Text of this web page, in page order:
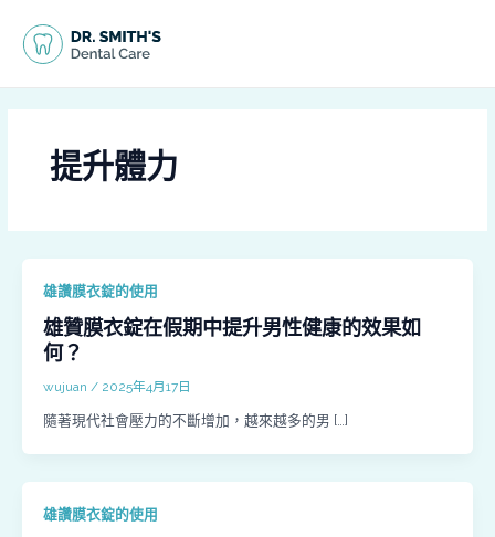
提升體力
雄讚膜衣錠的使用
雄贊膜衣錠在假期中提升男性健康的效果如
何？
wujuan / 2025年4月17日
隨著現代社會壓力的不斷增加，越來越多的男 […]
雄讚膜衣錠的使用